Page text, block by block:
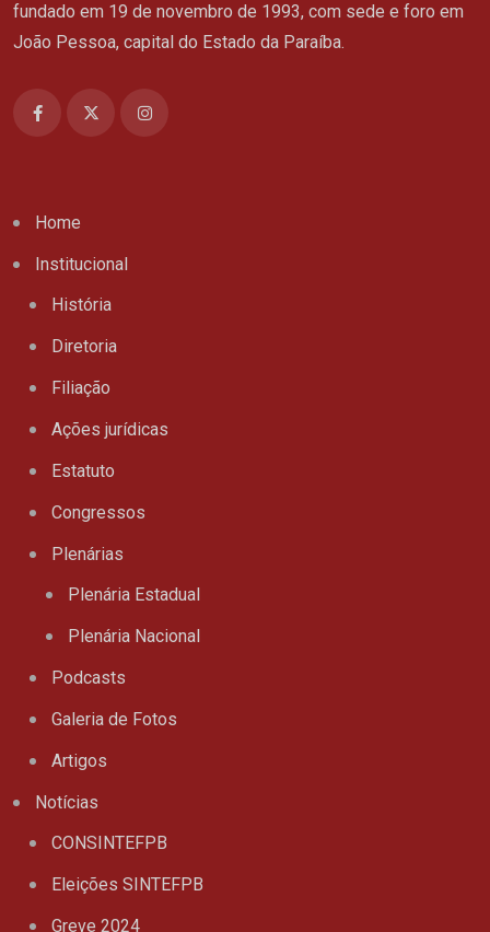
fundado em 19 de novembro de 1993, com sede e foro em
João Pessoa, capital do Estado da Paraíba.
Home
Institucional
História
Diretoria
Filiação
Ações jurídicas
Estatuto
Congressos
Plenárias
Plenária Estadual
Plenária Nacional
Podcasts
Galeria de Fotos
Artigos
Notícias
CONSINTEFPB
Eleições SINTEFPB
Greve 2024